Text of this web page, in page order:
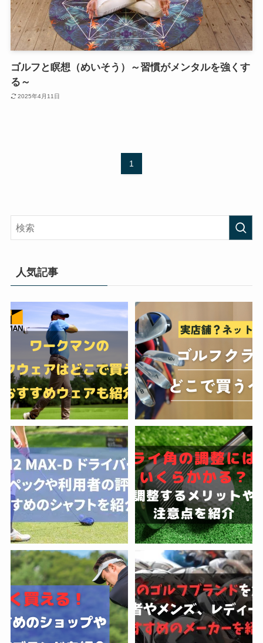
ゴルフと瞑想（めいそう）～習慣がメンタルを強くす
る～
2025年4月11日
1
人気記事